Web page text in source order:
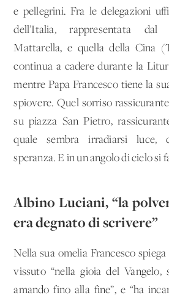
e pellegrini. Fra le delegazioni
dell’Italia, rappresentata dal
Mattarella, e quella della Cina
continua a cadere durante la
mentre Papa Francesco tiene la
spiovere. Quel sorriso
su piazza San Pietro,
quale sembra irradiarsi luce,
speranza. E in un angolo di cielo si
Albino Luciani, “la
era degnato di scrivere”
Nella sua omelia Francesco
vissuto “nella gioia del Vangelo,
amando fino alla fine”, e “ha